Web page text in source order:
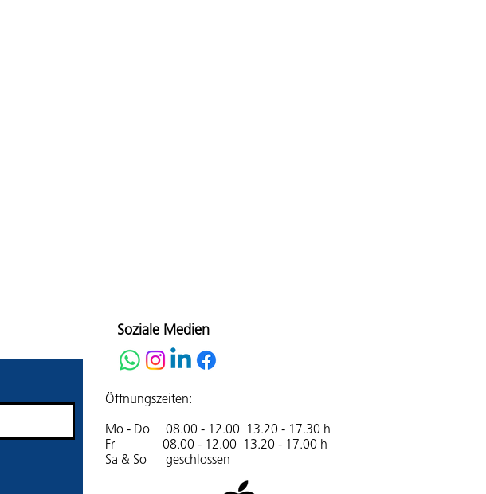
Soziale Medien
Öffnungszeiten:
Mo - Do 08.00 - 12.00 13.20 - 17.30 h
Fr 08.00 - 12.00 13.20 - 17.00 h
Sa & So geschlossen